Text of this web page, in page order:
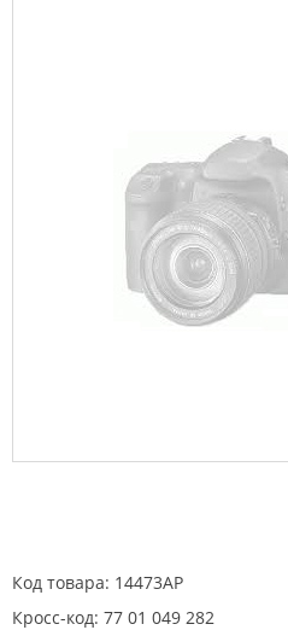
Код товара: 14473AP
Кросс-код: 77 01 049 282